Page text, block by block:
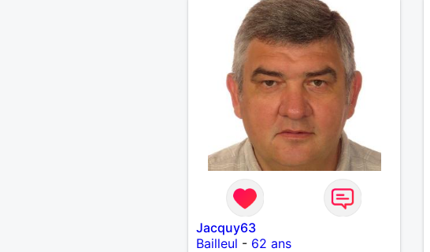
Jacquy63
Bailleul - 62 ans